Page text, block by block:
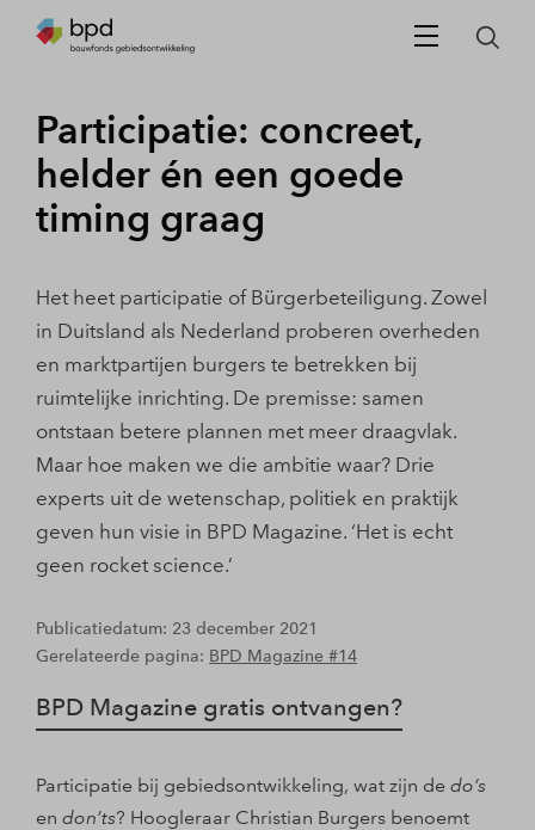
Participatie: concreet,
helder én een goede
timing graag
Het heet participatie of Bürgerbeteiligung. Zowel
in Duitsland als Nederland proberen overheden
en marktpartijen burgers te betrekken bij
ruimtelijke inrichting. De premisse: samen
ontstaan betere plannen met meer draagvlak.
Maar hoe maken we die ambitie waar? Drie
experts uit de wetenschap, politiek en praktijk
geven hun visie in BPD Magazine. ‘Het is echt
geen rocket science.’
Publicatiedatum: 23 december 2021
Gerelateerde pagina: BPD Magazine #14
BPD Magazine gratis ontvangen?
Participatie bij gebiedsontwikkeling, wat zijn de do’s
en don’ts? Hoogleraar Christian Burgers benoemt